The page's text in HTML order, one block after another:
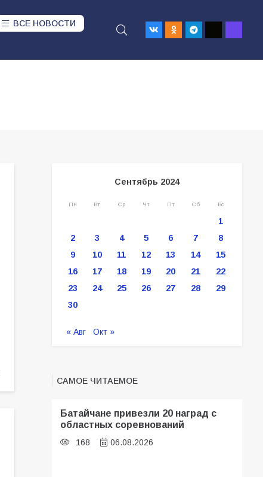
ВСЕ НОВОСТИ
Сентябрь 2024
Пн Вт Ср Чт Пт Сб Вс
1
2
3 4 5 6 7
8
9
10 11 12 13 14
15
16
17 18 19 20 21
22
23
24 25 26 27 28
29
30
« Авг Окт »
САМОЕ ЧИТАЕМОЕ
Батайчане привезли 20 наград с
областных соревнований
168 06.08.2026